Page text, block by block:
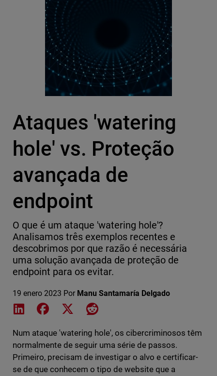
Ataques 'watering
hole' vs. Proteção
avançada de
endpoint
O que é um ataque 'watering hole'?
Analisamos três exemplos recentes e
descobrimos por que razão é necessária
uma solução avançada de proteção de
endpoint para os evitar.
19 enero 2023 Por Manu Santamaría Delgado
Share on LinkedIn
Share on Facebook
Share on XShare on Reddit
Num ataque 'watering hole', os cibercriminosos têm
normalmente de seguir uma série de passos.
Primeiro, precisam de investigar o alvo e certificar-
se de que conhecem o tipo de website que a